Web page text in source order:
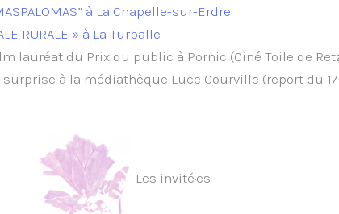
à La Chapelle-sur-Erdre
RURALE » à La Turballe
lauréat du Prix du public à Pornic (Ciné Toile de
à la médiathèque Luce Courville (report du
Les invité·es